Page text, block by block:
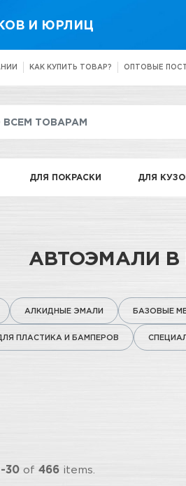
И ЮРЛИЦ
КАК КУПИТЬ ТОВАР? ОПТОВЫЕ
ДЛЯ ПОКРАСКИ ДЛЯ
АВТОЭМАЛИ В
АЛКИДНЫЕ ЭМАЛИ БАЗОВЫЕ
ПЛАСТИКА И БАМПЕРОВ
30of 466items.